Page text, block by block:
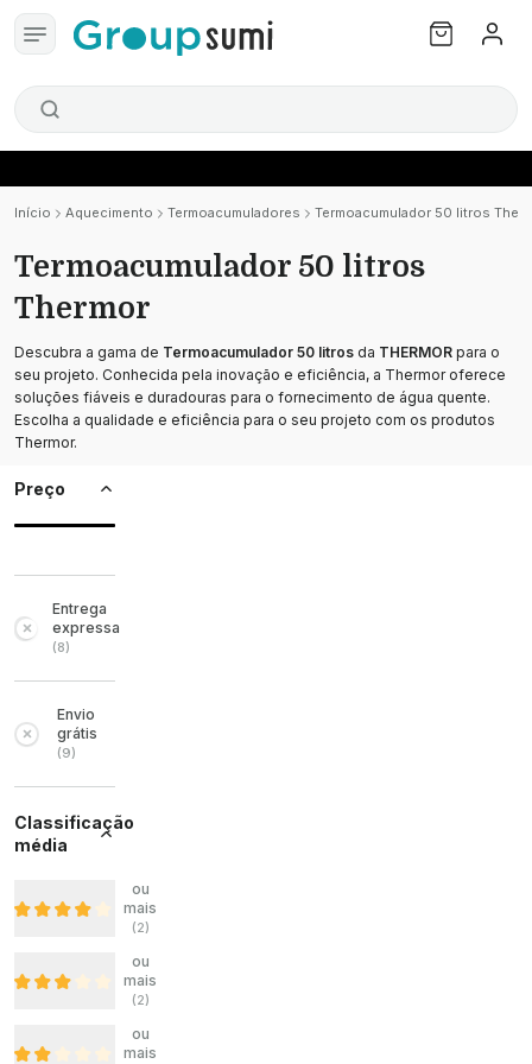
Início Aquecimento Termoacumuladores Termoacumulador 50 litros
Termoacumulador 50 litros
Thermor
Descubra a gama de Termoacumulador 50 litros da THERMOR para o
seu projeto. Conhecida pela inovação e eficiência, a Thermor oferece
soluções fiáveis e duradouras para o fornecimento de água quente.
Escolha a qualidade e eficiência para o seu projeto com os produtos
Thermor.
Preço
Entrega
expressa
(8)
Envio
grátis
(9)
Classificação
média
ou
mais
(2)
ou
mais
(2)
ou
mais